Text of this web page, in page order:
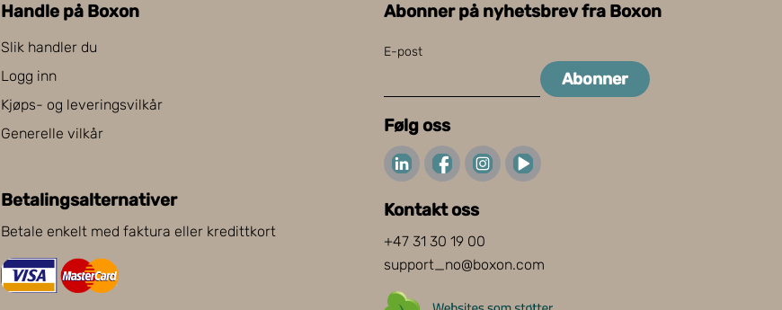
Handle på Boxon
Slik handler du
Logg inn
Kjøps- og leveringsvilkår
Generelle vilkår
Betalingsalternativer
Betale enkelt med faktura eller kredittkort
Abonner på nyhetsbrev fra Boxon
E-post
Abonner
Følg oss
Kontakt oss
+47 31 30 19 00
support_no@boxon.com